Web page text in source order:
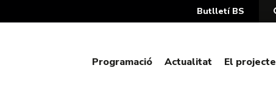
Butlletí BS
Programació Actualitat El projecte